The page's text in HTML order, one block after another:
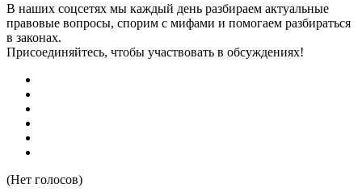
В наших соцсетях мы каждый день разбираем актуальные
правовые вопросы, спорим с мифами и помогаем разбираться
в законах.
Присоединяйтесь, чтобы участвовать в обсуждениях!
(Нет голосов)